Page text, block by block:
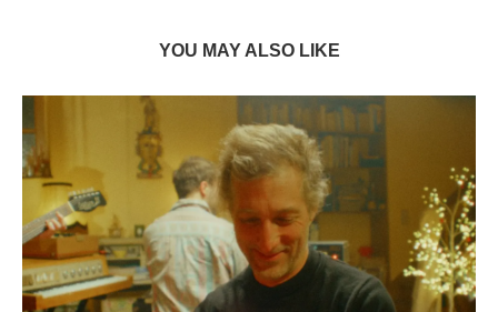
YOU MAY ALSO LIKE